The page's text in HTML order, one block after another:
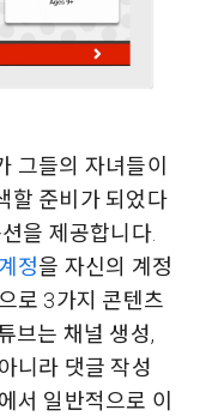
그들의 자녀들이
할 준비가 되었다
을 제공합니다.
정을 자신의 계정
로 3가지 콘텐츠
브는 채널 생성,
니라 댓글 작성
서 일반적으로 이